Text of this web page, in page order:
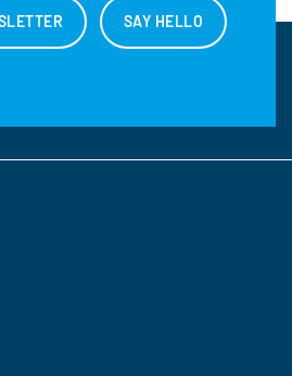
SAY HELLO